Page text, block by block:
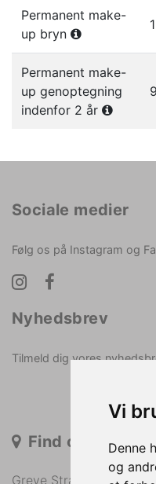
Vi
Denne
og
Permanent make-
up bryn
Permanent make-
up genoptegning
indenfor 2 år
Sociale medier
Følg os på Instagram og
Nyhedsbrev
Tilmeld dig vores
Find os
Greve Strandvej 36